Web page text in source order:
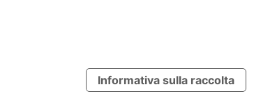
Informativa sulla raccolta